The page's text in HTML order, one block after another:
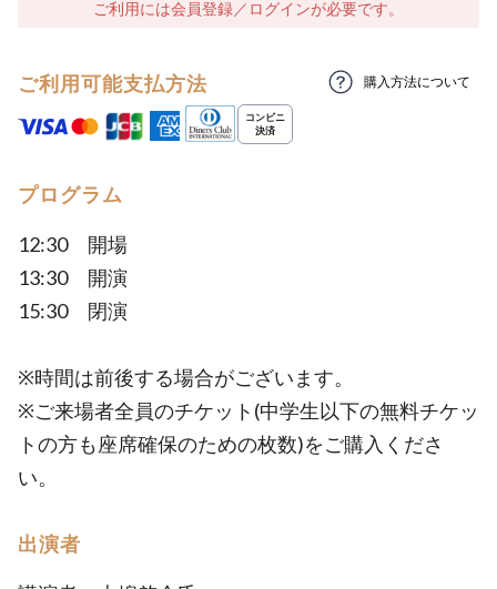
ご利用には会員登録／ログインが必要です。
ご利用可能支払方法 購入方法について
プログラム
12:30 開場
13:30 開演
15:30 閉演
※時間は前後する場合がございます。
※ご来場者全員のチケット(中学生以下の無料チケッ
トの方も座席確保のための枚数)をご購入くださ
い。
出演者